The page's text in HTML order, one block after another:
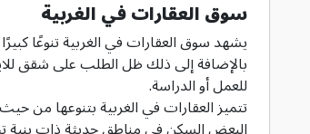
سوق العقارات في الغربية
يشهد سوق العقارات في الغربية تنوعًا
بالإضافة إلى ذلك ظل الطلب على شقق
للعمل أو الدراسة.
تتميز العقارات في الغربية بتنوعها من
البعض السكن في مناطق حديثة ذات بنية